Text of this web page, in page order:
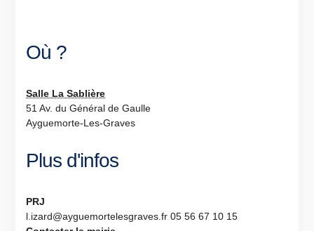
Où ?
Salle La Sablière
51 Av. du Général de Gaulle
Ayguemorte-Les-Graves
Plus d'infos
PRJ
l.izard@ayguemortelesgraves.fr 05 56 67 10 15